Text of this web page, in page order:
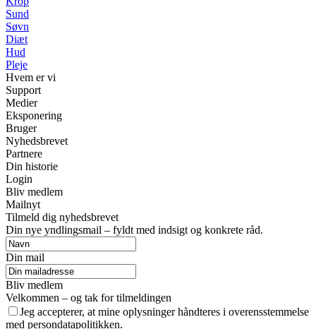
Sund
Søvn
Diæt
Hud
Pleje
Hvem er vi
Support
Medier
Eksponering
Bruger
Nyhedsbrevet
Partnere
Din historie
Login
Bliv medlem
Mailnyt
Tilmeld dig nyhedsbrevet
Din nye yndlingsmail – fyldt med indsigt og konkrete råd.
Din mail
Bliv medlem
Velkommen – og tak for tilmeldingen
Jeg accepterer, at mine oplysninger håndteres i overensstemmelse
med persondatapolitikken.